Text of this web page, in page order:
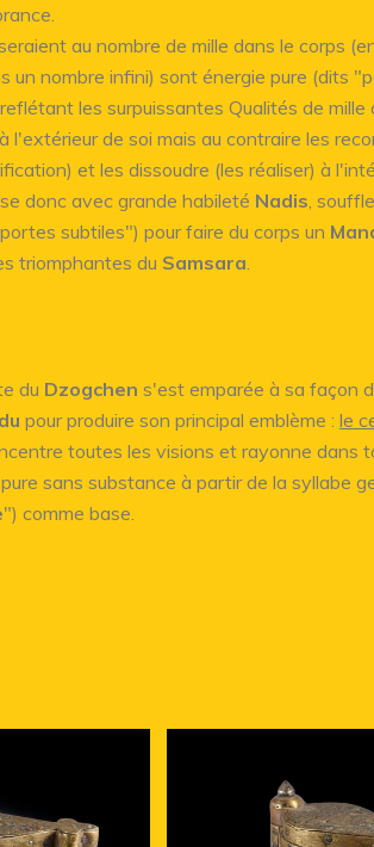
au nombre de mille dans le corps
un nombre infini) sont énergie pure (dits
les surpuissantes Qualités de mille
l'extérieur de soi mais au contraire les
et les dissoudre (les réaliser) à
donc avec grande habileté Nadis ,
subtiles") pour faire du corps un
triomphantes du Samsara
du Dzogchen s'est emparée à sa façon
pour produire son principal emblème : le
toutes les visions et rayonne dans
sans substance à partir de la syllabe
") comme base.